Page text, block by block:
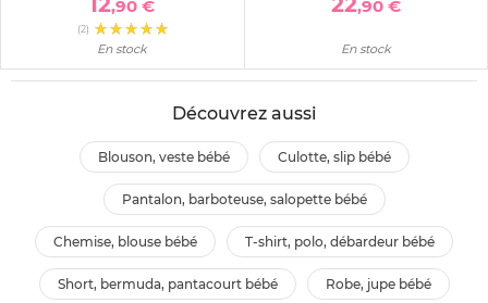
,90 €
(2)
En stock
,90 €
En stock
Découvrez aussi
blouson, veste bébé culotte, slip bébé
pantalon, barboteuse, salopette bébé
chemise, blouse bébé t-shirt, polo, débardeur bébé
short, bermuda, pantacourt bébé robe, jupe bébé